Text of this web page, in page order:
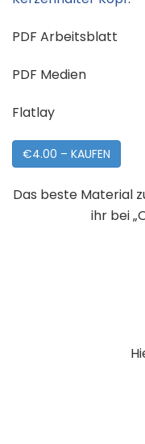
PDF Arbeitsblatt
PDF Medien
Flatlay
€4.00 – KAUFEN
Das beste Material
ihr bei